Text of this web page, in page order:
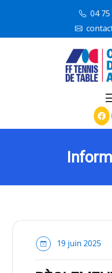
04 75
19 juin 2025